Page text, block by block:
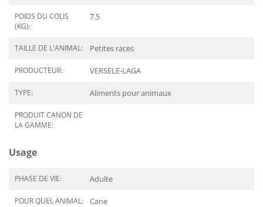
POIDS DU COLIS
(KG):
7.5
TAILLE DE L'ANIMAL: Petites races
PRODUCTEUR: VERSELE-LAGA
TYPE: Aliments pour animaux
PRODUIT CANON DE
LA GAMME:
Usage
PHASE DE VIE: Adulte
POUR QUEL ANIMAL: Cane